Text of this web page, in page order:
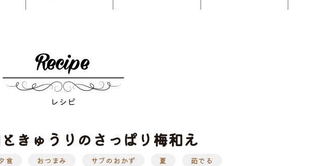
レシピ
きゅうりのさっぱり梅和え
食 おつまみ サブのおかず 夏
茹でる